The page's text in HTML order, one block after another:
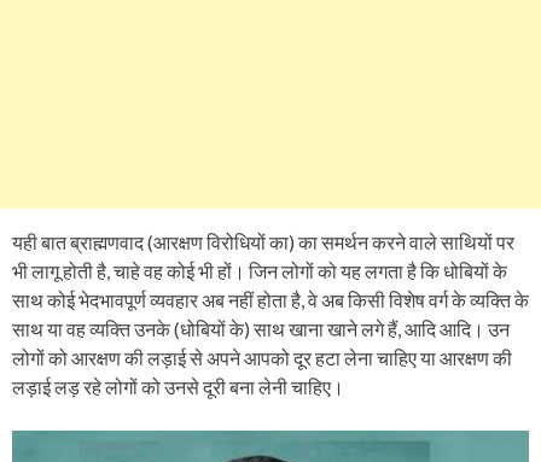
यही बात ब्राह्मणवाद (आरक्षण विरोधियों का) का समर्थन करने वाले साथियों पर
भी लागू होती है, चाहे वह कोई भी हों। जिन लोगों को यह लगता है कि धोबियों के
साथ कोई भेदभावपूर्ण व्यवहार अब नहीं होता है, वे अब किसी विशेष वर्ग के व्यक्ति के
साथ या वह व्यक्ति उनके (धोबियों के) साथ खाना खाने लगे हैं, आदि आदि। उन
लोगों को आरक्षण की लड़ाई से अपने आपको दूर हटा लेना चाहिए या आरक्षण की
लड़ाई लड़ रहे लोगों को उनसे दूरी बना लेनी चाहिए।